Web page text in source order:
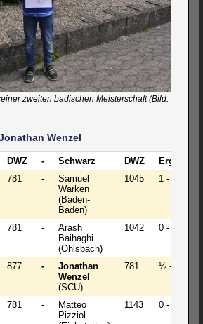
zweiten badischen Meisterschaft (Bild:
Wenzel
DWZ - Schwarz DWZ
Ergebnis
781 -
Samuel
Warken
(Baden-
Baden)
1045 1 - 0
781 -
Arash
Baihaghi
(Ohlsbach)
1042 0 - 1
877 -
Jonathan
Wenzel
(SCU)
781 ½ - ½
781 -
Matteo
Pizziol
1143 0 - 1